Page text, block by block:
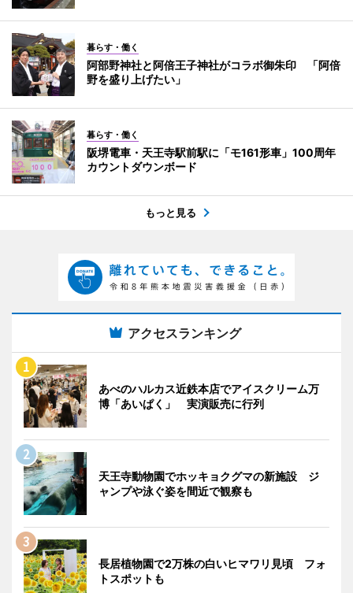
暮らす・働く
阿部野神社と阿倍王子神社がコラボ御朱印 「阿倍
野を盛り上げたい」
暮らす・働く
阪堺電車・天王寺駅前駅に「モ161形車」100周年
カウントダウンボード
もっと見る
アクセスランキング
あべのハルカス近鉄本店でアイスクリーム万
博「あいぱく」 実演販売に行列
天王寺動物園でホッキョクグマの新施設 ジ
ャンプや泳ぐ姿を間近で観察も
長居植物園で2万株の白いヒマワリ見頃 フォ
トスポットも